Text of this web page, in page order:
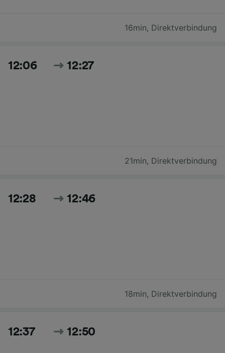
16min, Direktverbindung
12:06 12:27
21min, Direktverbindung
12:28 12:46
18min, Direktverbindung
12:37 12:50